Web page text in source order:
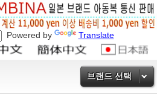
Powered by Translate
브랜드 선택